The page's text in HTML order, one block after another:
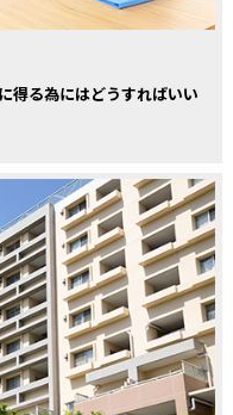
得る為にはどうすればいい